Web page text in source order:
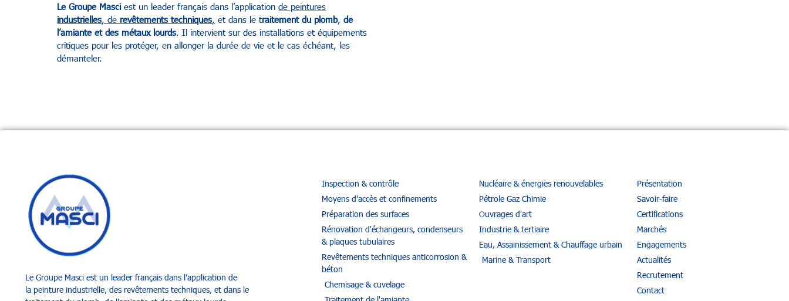
Le Groupe Masciest un leader français dans l’applicationde peintures
industrielles, de revêtements techniques, et dans le traitement du plomb,de
l’amiante et des métaux lourds. Il intervient sur des installations et équipements
critiques pour les protéger, en allonger la durée de vie et le cas échéant, les
démanteler.
Le Groupe Masci est un leader français dans l’application de
la peinture industrielle, des revêtements techniques, et dans le
Inspection & contrôle
Moyens d'accès et confinements
Préparation des surfaces
Rénovation d'échangeurs, condenseurs
& plaques tubulaires
Revêtements techniques anticorrosion &
béton
Chemisage & cuvelage
Nucléaire & énergies renouvelables
Pétrole Gaz Chimie
Ouvrages d'art
Industrie & tertiaire
Eau, Assainissement & Chauffage urbain
Marine & Transport
Présentation
Savoir-faire
Certifications
Marchés
Engagements
Actualités
Recrutement
Contact